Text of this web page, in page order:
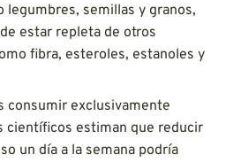
semillas y granos,
estar repleta de otros
fibra, esteroles, estanoles y
consumir exclusivamente
científicos estiman que reducir
un día a la semana podría